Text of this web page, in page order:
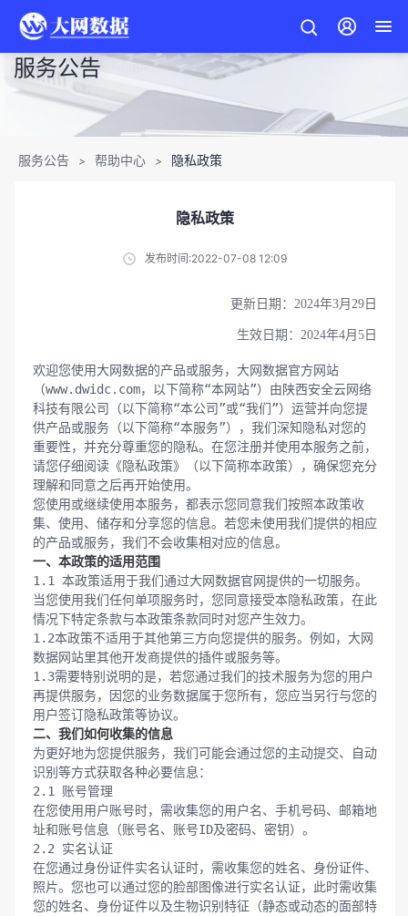
服务公告
服务公告 > 帮助中心 > 隐私政策
隐私政策
发布时间:2022-07-08 12:09
更新日期：2024年3月29日
生效日期：2024年4月5日
欢迎您使用大网数据的产品或服务，大网数据官方网站
（www.dwidc.com，以下简称“本网站”）由陕西安全云网络
科技有限公司（以下简称“本公司”或“我们”）运营并向您提
供产品或服务（以下简称“本服务”），我们深知隐私对您的
重要性，并充分尊重您的隐私。在您注册并使用本服务之前，
请您仔细阅读《隐私政策》（以下简称本政策），确保您充分
理解和同意之后再开始使用。
您使用或继续使用本服务，都表示您同意我们按照本政策收
集、使用、储存和分享您的信息。若您未使用我们提供的相应
一、本政策的适用范围
1.1 本政策适用于我们通过大网数据官网提供的一切服务。
当您使用我们任何单项服务时，您同意接受本隐私政策，在此
情况下特定条款与本政策条款同时对您产生效力。
1.2本政策不适用于其他第三方向您提供的服务。例如，大网
数据网站里其他开发商提供的插件或服务等。
1.3需要特别说明的是，若您通过我们的技术服务为您的用户
再提供服务，因您的业务数据属于您所有，您应当另行与您的
二、我们如何收集的信息
为更好地为您提供服务，我们可能会通过您的主动提交、自动
识别等方式获取各种必要信息：
2.1 账号管理
在您使用用户账号时，需收集您的用户名、手机号码、邮箱地
址和账号信息（账号名、账号ID及密码、密钥）。
2.2 实名认证
在您通过身份证件实名认证时，需收集您的姓名、身份证件、
照片。您也可以通过您的脸部图像进行实名认证，此时需收集
您的姓名、身份证件以及生物识别特征（静态或动态的面部特